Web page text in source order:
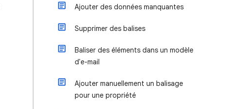
Ajouter des données manquantes
Supprimer des balises
Baliser des éléments dans un modèle
d'e-mail
Ajouter manuellement un balisage
pour une propriété